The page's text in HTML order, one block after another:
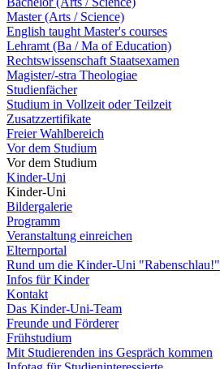
Master (Arts / Science)
English taught Master's courses
Lehramt (Ba / Ma of Education)
Rechtswissenschaft Staatsexamen
Magister/-stra Theologiae
Studienfächer
Studium in Vollzeit oder Teilzeit
Zusatzzertifikate
Freier Wahlbereich
Vor dem Studium
Vor dem Studium
Kinder-Uni
Kinder-Uni
Bildergalerie
Programm
Veranstaltung einreichen
Elternportal
Rund um die Kinder-Uni "Rabenschlau!"
Infos für Kinder
Kontakt
Das Kinder-Uni-Team
Freunde und Förderer
Frühstudium
Mit Studierenden ins Gespräch kommen